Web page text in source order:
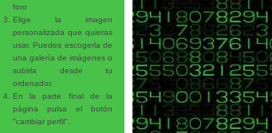
foro
Elige la imagen
personalizada que quieras
usar. Puedes escogerla de
una galería de imágenes o
subirla desde tu
ordenador.
En la parte final de la
página pulsa el botón
"cambiar perfil".